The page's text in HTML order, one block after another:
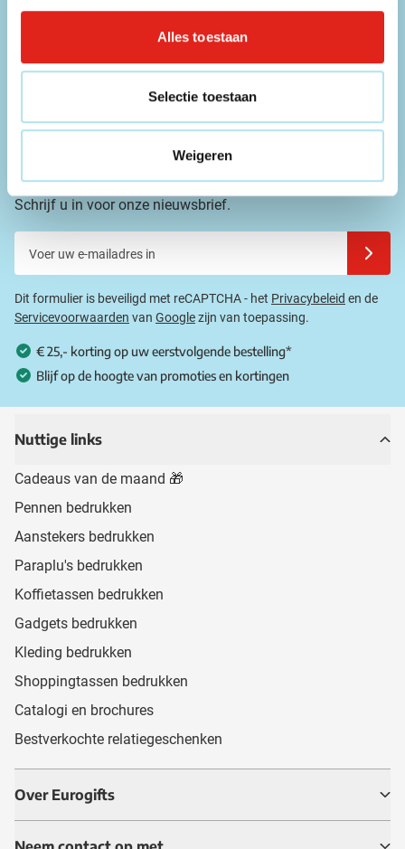
Alles toestaan
Selectie toestaan
Weigeren
info@eurogifts.be
Bekijk de veelgestelde vragen
Mis geen enkele aanbieding!
Schrijf u in voor onze nieuwsbrief.
Dit formulier is beveiligd met reCAPTCHA - het Privacybeleid en de
Servicevoorwaarden van Googlezijn van toepassing.
€ 25,- korting op uw eerstvolgende bestelling*
Blijf op de hoogte van promoties en kortingen
Nuttige links
Cadeaus van de maand 🎁
Pennen bedrukken
Aanstekers bedrukken
Paraplu's bedrukken
Koffietassen bedrukken
Gadgets bedrukken
Kleding bedrukken
Shoppingtassen bedrukken
Catalogi en brochures
Bestverkochte relatiegeschenken
Over Eurogifts